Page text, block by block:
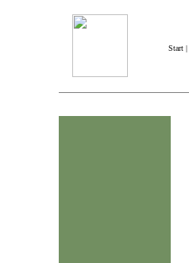
Start|